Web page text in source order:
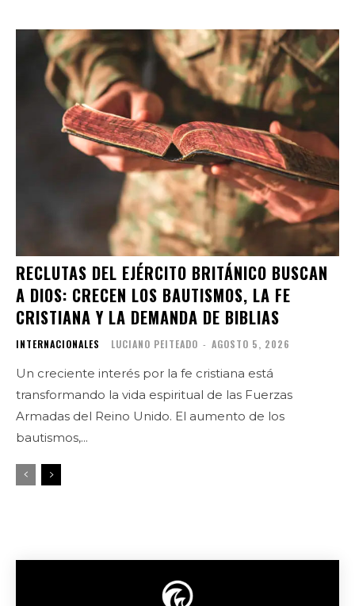
RECLUTAS DEL EJÉRCITO BRITÁNICO BUSCAN
A DIOS: CRECEN LOS BAUTISMOS, LA FE
CRISTIANA Y LA DEMANDA DE BIBLIAS
INTERNACIONALES LUCIANO PEITEADO - AGOSTO 5, 2026
Un creciente interés por la fe cristiana está
transformando la vida espiritual de las Fuerzas
Armadas del Reino Unido. El aumento de los
bautismos,...